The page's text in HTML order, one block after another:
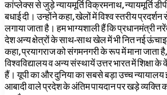
कांप्लेक्स से जुड़े न्यायमूर्ति विक्रमनाथ, न्यायमूर्ति
बधाई दी। उन्होंने कहा, खेलों में विश्व स्तरीय प्रदर्शन
लगाया जाता है। हम भाग्यशाली हैं कि प्रधानमंत्री
देश अन्य क्षेत्रों के साथ-साथ खेल में भी नित नई
कहा, प्रयागराज को संगमनगरी के रूप में माना जाता है
विश्वविद्यालय व अन्य संस्थायें उत्तर भारत में शिक्षा
हैं। यूपी का और दुनिया का सबसे बड़ा उच्च न्यायालय
आबादी वाले प्रदेश के अंतिम पायदान पर खड़े व्यक्ति